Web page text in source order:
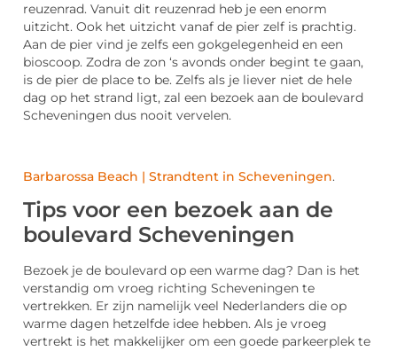
reuzenrad. Vanuit dit reuzenrad heb je een enorm
uitzicht. Ook het uitzicht vanaf de pier zelf is prachtig.
Aan de pier vind je zelfs een gokgelegenheid en een
bioscoop. Zodra de zon ‘s avonds onder begint te gaan,
is de pier de place to be. Zelfs als je liever niet de hele
dag op het strand ligt, zal een bezoek aan de boulevard
Scheveningen dus nooit vervelen.
Barbarossa Beach | Strandtent in Scheveningen.
Tips voor een bezoek aan de
boulevard Scheveningen
Bezoek je de boulevard op een warme dag? Dan is het
verstandig om vroeg richting Scheveningen te
vertrekken. Er zijn namelijk veel Nederlanders die op
warme dagen hetzelfde idee hebben. Als je vroeg
vertrekt is het makkelijker om een goede parkeerplek te